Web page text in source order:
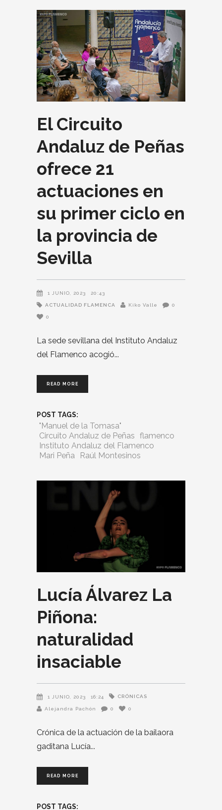
El Circuito
Andaluz de Peñas
ofrece 21
actuaciones en
su primer ciclo en
la provincia de
Sevilla
1 JUNIO, 2023 20:43
ACTUALIDAD FLAMENCA Kiko Valle 0
0
La sede sevillana del Instituto Andaluz
del Flamenco acogió
READ MORE
POST TAGS:
"Manuel de la Tomasa"
Circuito Andaluz de Peñas flamenco
Instituto Andaluz del Flamenco
Mari Peña
Raúl Montesinos
Lucía Álvarez La
Piñona:
naturalidad
insaciable
1 JUNIO, 2023 16:24 CRÓNICAS
Alejandra Pachón 0 0
Crónica de la actuación de la bailaora
gaditana Lucía
READ MORE
POST TAGS: